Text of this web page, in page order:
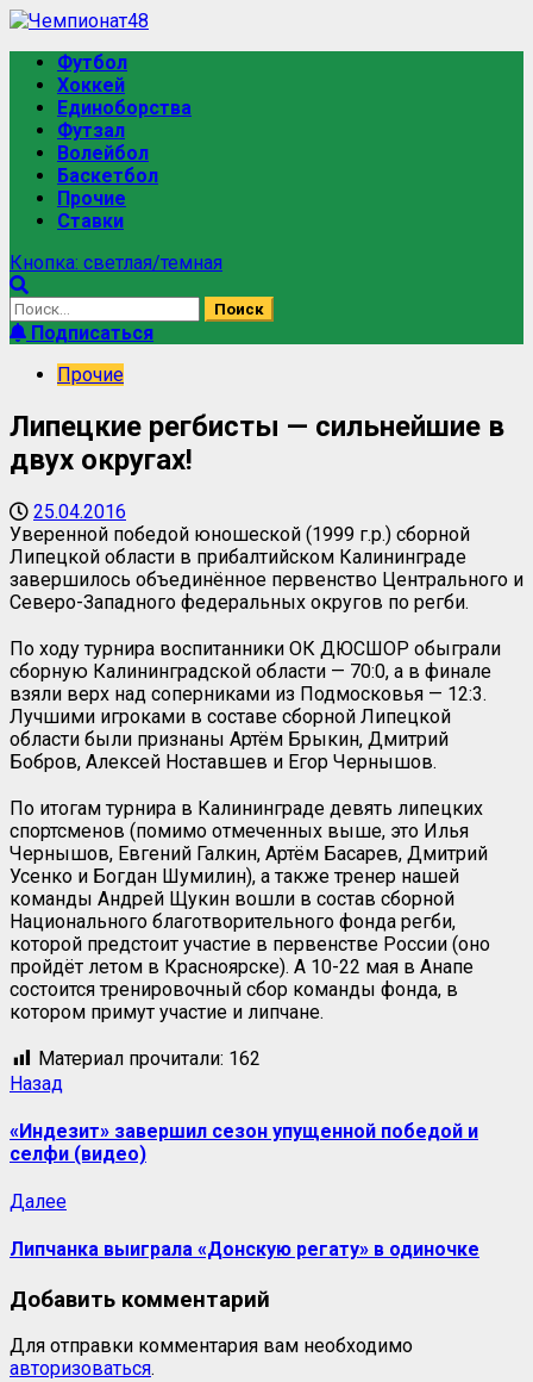
Футбол
Хоккей
Единоборства
Футзал
Волейбол
Баскетбол
Прочие
Ставки
Кнопка: светлая/темная
Подписаться
Прочие
Липецкие регбисты — сильнейшие в
двух округах!
25.04.2016
Уверенной победой юношеской (1999 г.р.) сборной
Липецкой области в прибалтийском Калининграде
завершилось объединённое первенство Центрального и
Северо-Западного федеральных округов по регби.
По ходу турнира воспитанники ОК ДЮСШОР обыграли
сборную Калининградской области — 70:0, а в финале
взяли верх над соперниками из Подмосковья — 12:3.
Лучшими игроками в составе сборной Липецкой
области были признаны Артём Брыкин, Дмитрий
Бобров, Алексей Ноставшев и Егор Чернышов.
По итогам турнира в Калининграде девять липецких
спортсменов (помимо отмеченных выше, это Илья
Чернышов, Евгений Галкин, Артём Басарев, Дмитрий
Усенко и Богдан Шумилин), а также тренер нашей
команды Андрей Щукин вошли в состав сборной
Национального благотворительного фонда регби,
которой предстоит участие в первенстве России (оно
пройдёт летом в Красноярске). А 10-22 мая в Анапе
состоится тренировочный сбор команды фонда, в
котором примут участие и липчане.
Материал прочитали: 162
Назад
«Индезит» завершил сезон упущенной победой и
селфи (видео)
Далее
Липчанка выиграла «Донскую регату» в одиночке
Добавить комментарий
Для отправки комментария вам необходимо
авторизоваться.